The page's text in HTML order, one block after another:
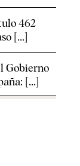
462
[...]
Gobierno
[...]